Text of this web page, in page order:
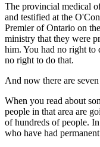
The provincial medical
and testified at the
Premier of Ontario on
ministry that they were
him. You had no right to
no right to do that.
And now there are
When you read about
people in that area are
of hundreds of people.
who have had